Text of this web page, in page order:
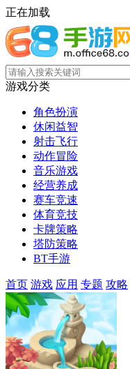
正在加载
游戏分类
角色扮演
休闲益智
射击飞行
动作冒险
音乐游戏
经营养成
赛车竞速
体育竞技
卡牌策略
塔防策略
BT手游
首页 游戏 应用 专题 攻略